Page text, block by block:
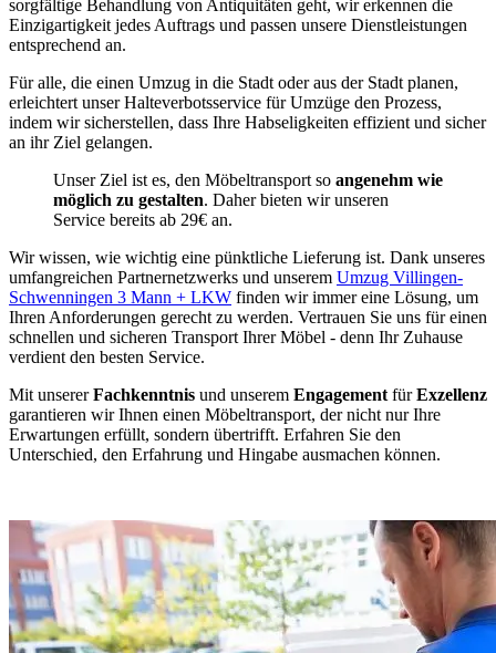
sorgfältige Behandlung von Antiquitäten geht, wir erkennen die
Einzigartigkeit jedes Auftrags und passen unsere Dienstleistungen
entsprechend an.
Für alle, die einen Umzug in die Stadt oder aus der Stadt planen,
erleichtert unser Halteverbotsservice für Umzüge den Prozess,
indem wir sicherstellen, dass Ihre Habseligkeiten effizient und sicher
an ihr Ziel gelangen.
Unser Ziel ist es, den Möbeltransport so angenehm wie
möglich zu gestalten. Daher bieten wir unseren
Service bereits ab 29€ an.
Wir wissen, wie wichtig eine pünktliche Lieferung ist. Dank unseres
umfangreichen Partnernetzwerks und unserem Umzug Villingen-
Schwenningen 3 Mann + LKW finden wir immer eine Lösung, um
Ihren Anforderungen gerecht zu werden. Vertrauen Sie uns für einen
schnellen und sicheren Transport Ihrer Möbel - denn Ihr Zuhause
verdient den besten Service.
Mit unsererFachkenntnis und unserem Engagement fürExzellenz
garantieren wir Ihnen einen Möbeltransport, der nicht nur Ihre
Erwartungen erfüllt, sondern übertrifft. Erfahren Sie den
Unterschied, den Erfahrung und Hingabe ausmachen können.